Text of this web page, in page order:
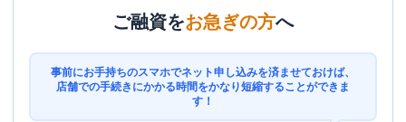
ご融資をお急ぎの方へ
事前にお手持ちのスマホでネット申し込みを済ませておけば、
店舗での手続きにかかる時間をかなり短縮することができま
す！